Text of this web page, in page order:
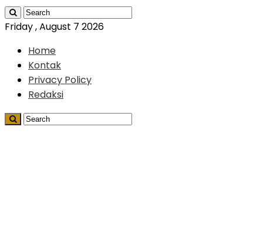
Friday , August 7 2026
Home
Kontak
Privacy Policy
Redaksi